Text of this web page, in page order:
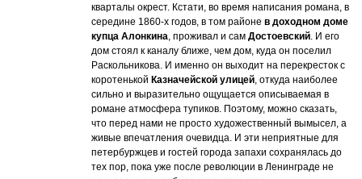
кварталы окрест. Кстати, во время написания романа, в
середине 1860-х годов, в том районев доходном доме
купца Алонкина , проживал и самДостоевский . И его
дом стоял к каналу ближе, чем дом, куда он поселил
Раскольникова. И именно он выходит на перекресток с
коротенькойКазначейской улицей , откуда наиболее
сильно и выразительно ощущается описываемая в
романе атмосфера тупиков. Поэтому, можно сказать,
что перед нами не просто художественный вымысел, а
живые впечатления очевидца. И эти неприятные для
петербуржцев и гостей города запахи сохранялась до
тех пор, пока уже после революции в Ленинграде не